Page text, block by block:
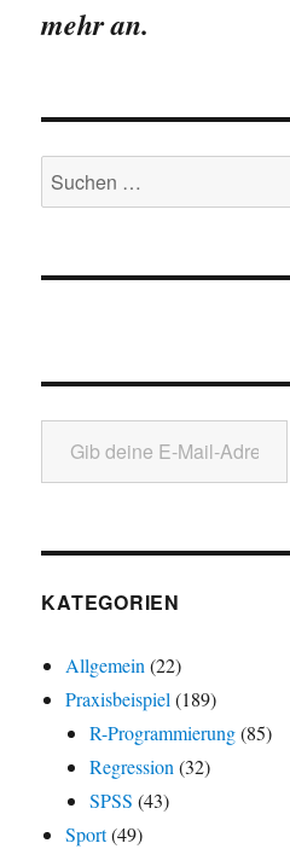
mehr an.
Suchen
nach:
Gib deine E-Mail-Adresse ein ...
KATEGORIEN
Allgemein (22)
Praxisbeispiel (189)
R-Programmierung(85)
Regression (32)
SPSS (43)
Sport(49)